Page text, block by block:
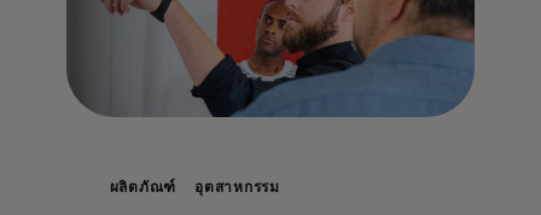
ผลิตภัณฑ์ อุตสาหกรรม